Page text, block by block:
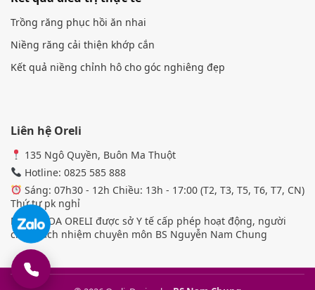
Trồng răng phục hồi ăn nhai
Niềng răng cải thiện khớp cắn
Kết quả niềng chỉnh hô cho góc nghiêng đẹp
Liên hệ Oreli
135 Ngô Quyền, Buôn Ma Thuột
Hotline: 0825 585 888
Sáng: 07h30 - 12h Chiều: 13h - 17:00 (T2, T3, T5, T6, T7, CN)
Thứ tư pk nghỉ
NHA KHOA ORELI được sở Y tế cấp phép hoạt động, người
chịu trách nhiệm chuyên môn BS Nguyễn Nam Chung